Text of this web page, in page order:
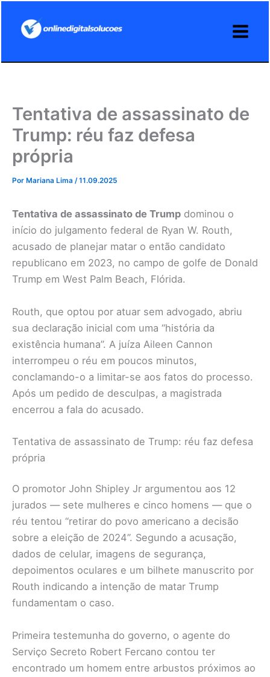
Tentativa de assassinato de
Trump: réu faz defesa
própria
Por Mariana Lima /11.09.2025
Tentativa de assassinato de Trump dominou o
início do julgamento federal de Ryan W. Routh,
acusado de planejar matar o então candidato
republicano em 2023, no campo de golfe de Donald
Trump em West Palm Beach, Flórida.
Routh, que optou por atuar sem advogado, abriu
sua declaração inicial com uma “história da
existência humana”. A juíza Aileen Cannon
interrompeu o réu em poucos minutos,
conclamando-o a limitar-se aos fatos do processo.
Após um pedido de desculpas, a magistrada
encerrou a fala do acusado.
Tentativa de assassinato de Trump: réu faz defesa
própria
O promotor John Shipley Jr argumentou aos 12
jurados — sete mulheres e cinco homens — que o
réu tentou “retirar do povo americano a decisão
sobre a eleição de 2024”. Segundo a acusação,
dados de celular, imagens de segurança,
depoimentos oculares e um bilhete manuscrito por
Routh indicando a intenção de matar Trump
fundamentam o caso.
Primeira testemunha do governo, o agente do
Serviço Secreto Robert Fercano contou ter
encontrado um homem entre arbustos próximos ao